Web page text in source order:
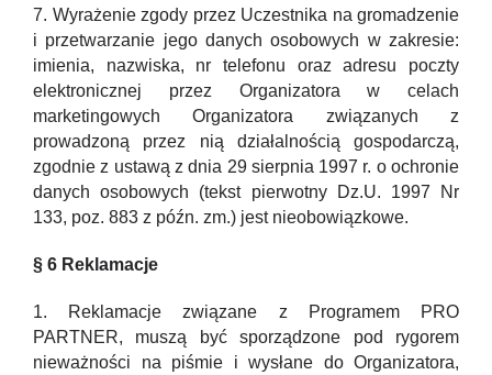
7. Wyrażenie zgody przez Uczestnika na gromadzenie
i przetwarzanie jego danych osobowych w zakresie:
imienia, nazwiska, nr telefonu oraz adresu poczty
elektronicznej przez Organizatora w celach
marketingowych Organizatora związanych z
prowadzoną przez nią działalnością gospodarczą,
zgodnie z ustawą z dnia 29 sierpnia 1997 r. o ochronie
danych osobowych (tekst pierwotny Dz.U. 1997 Nr
133, poz. 883 z późn. zm.) jest nieobowiązkowe.
§ 6 Reklamacje
1. Reklamacje związane z Programem PRO
PARTNER, muszą być sporządzone pod rygorem
nieważności na piśmie i wysłane do Organizatora,